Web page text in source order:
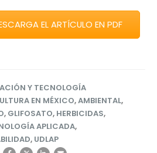
EL ARTÍCULO EN PDF
Y TECNOLOGÍA
EN MÉXICO,AMBIENTAL,
, GLIFOSATO, HERBICIDAS,
APLICADA,
, UDLAP